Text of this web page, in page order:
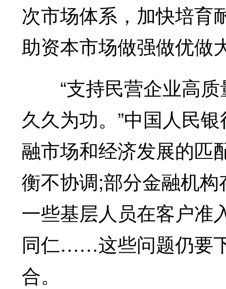
次市场体系，加快培育
助资本市场做强做优做
“支持民营企业高质
久久为功。”中国人民
融市场和经济发展的匹
衡不协调;部分金融机构
一些基层人员在客户准
同仁……这些问题仍要
合。